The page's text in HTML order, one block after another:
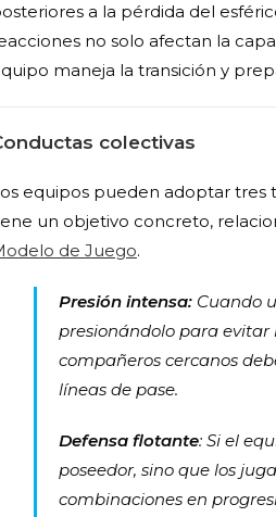
a la pérdida del
no solo afectan la
maneja la transición y
colectivas
equipos pueden adoptar tres
un objetivo concreto,
de Juego.
Presión intensa: Cuando
presionándolo para evitar
compañeros cercanos
líneas de pase.
Defensa flotante: Si el
poseedor, sino que los
combinaciones en